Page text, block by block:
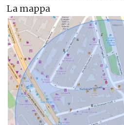
La mappa